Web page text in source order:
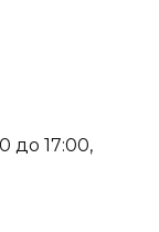
до 17:00,